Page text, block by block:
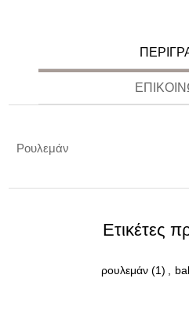
Ρουλεμάν
Ετικέτες
ρουλεμάν (1)